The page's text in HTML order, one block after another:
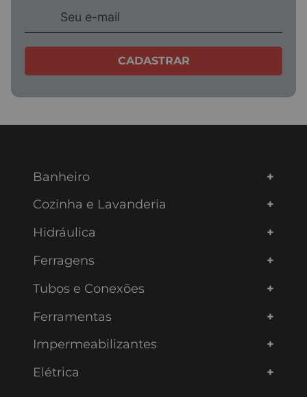
ENVIAR AVALIAÇÃO
CADASTRAR
Banheiro
Cozinha e Lavanderia
Hidráulica
Ferragens
Tubos e Conexões
Ferramentas
Impermeabilizantes
Elétrica